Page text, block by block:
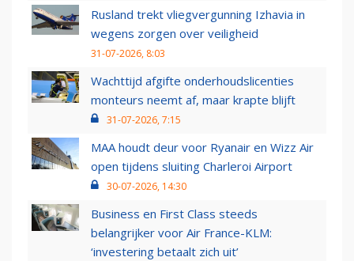
Rusland trekt vliegvergunning Izhavia in
wegens zorgen over veiligheid
31-07-2026, 8:03
Wachttijd afgifte onderhoudslicenties
monteurs neemt af, maar krapte blijft
31-07-2026, 7:15
MAA houdt deur voor Ryanair en Wizz Air
open tijdens sluiting Charleroi Airport
30-07-2026, 14:30
Business en First Class steeds
belangrijker voor Air France-KLM:
‘investering betaalt zich uit’